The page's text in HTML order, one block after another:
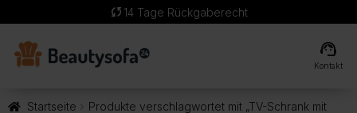
sync 14 Tage Rückgaberecht
support_agent
Kontakt
Startseite
Produkte verschlagwortet mit „TV-Schrank mit